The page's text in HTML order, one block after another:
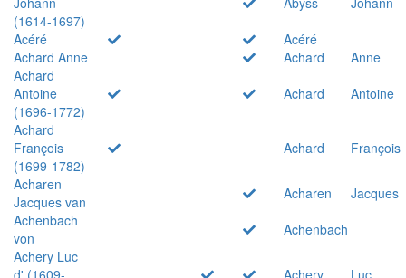
(1614-1697)
Acéré
Acéré
Achard Anne
Achard
Anne
Achard
Antoine
(1696-1772)
Achard
Antoine
Achard
François
(1699-1782)
Achard
François
Acharen
Jacques van
Acharen
Jacques
Achenbach
von
Achenbach
Achery Luc
d' (1609-
Achery
Luc